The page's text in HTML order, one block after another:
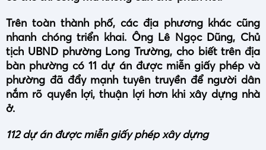
Trên toàn thành phố, các địa phương khác cũng
nhanh chóng triển khai. Ông Lê Ngọc Dũng, Chủ
tịch UBND phường Long Trường, cho biết trên địa
bàn phường có 11 dự án được miễn giấy phép và
phường đã đẩy mạnh tuyên truyền để người dân
nắm rõ quyền lợi, thuận lợi hơn khi xây dựng nhà
ở.
112 dự án được miễn giấy phép xây dựng